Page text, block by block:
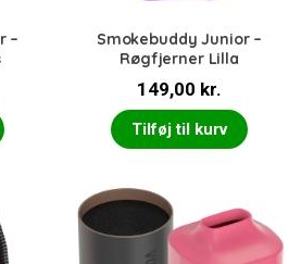
–
Smokebuddy Junior –
Røgfjerner Lilla
149,00 kr.
Tilføj til kurv